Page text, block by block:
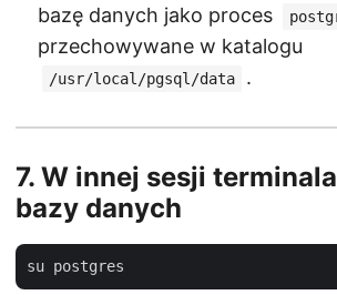
bazę danych jako proces
przechowywane w katalogu
/usr/local/pgsql/data .
7. W innej sesji
bazy danych